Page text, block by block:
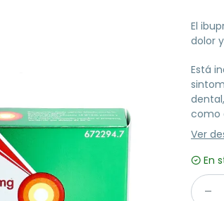
El
dolor
Está
como
Ver
En